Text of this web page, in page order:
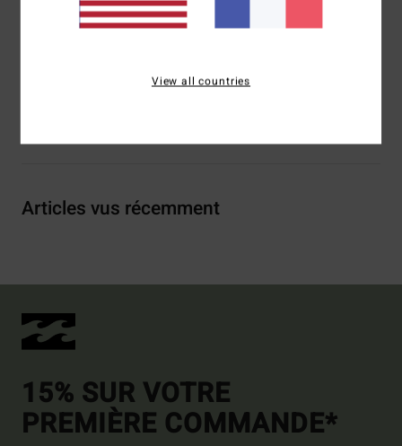
Composition[Matière principale] 100% coton
Articles vus récemment
15% SUR VOTRE
PREMIÈRE COMMANDE*
View all countries